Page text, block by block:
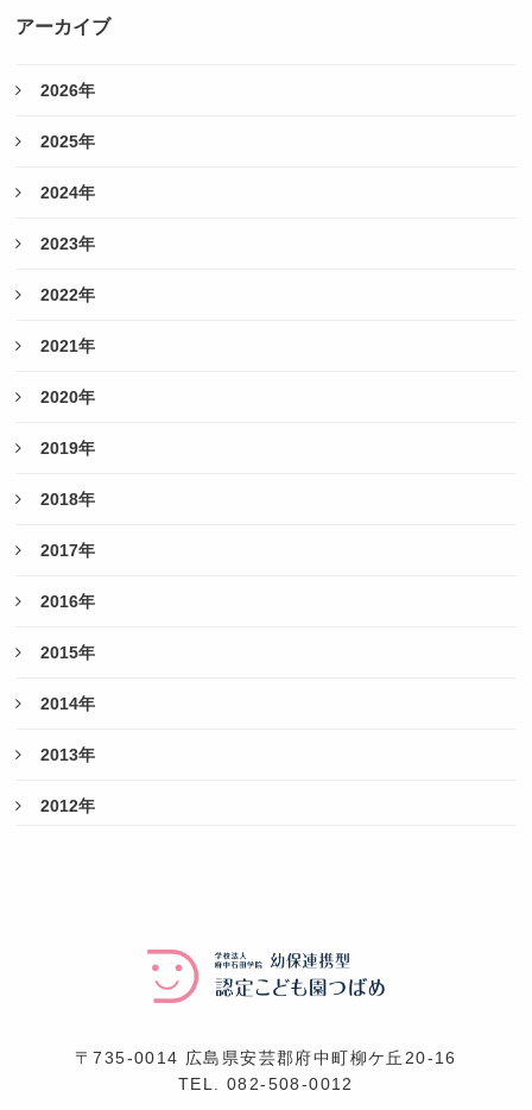
アーカイブ
2026年
2025年
2024年
2023年
2022年
2021年
2020年
2019年
2018年
2017年
2016年
2015年
2014年
2013年
2012年
〒735-0014 広島県安芸郡府中町柳ケ丘20-16
TEL.082-508-0012